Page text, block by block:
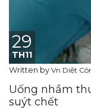
29
TH11
Written by Vn Diệt
Uống nhầm
suýt chết